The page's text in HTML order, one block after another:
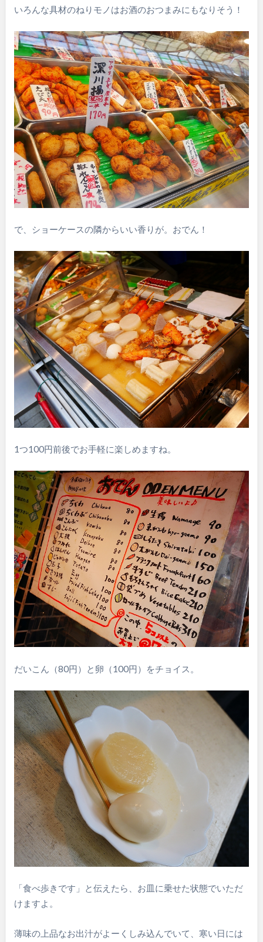
いろんな具材のねりモノはお酒のおつまみにもなりそう！
で、ショーケースの隣からいい香りが。おでん！
1つ100円前後でお手軽に楽しめますね。
だいこん（80円）と卵（100円）をチョイス。
「食べ歩きです」と伝えたら、お皿に乗せた状態でいただ
けますよ。
薄味の上品なお出汁がよーくしみ込んでいて、寒い日には